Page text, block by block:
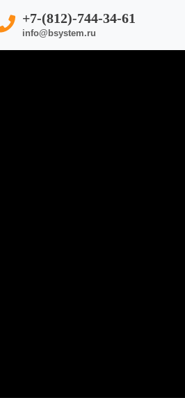
+7-(812)-744-34-61
info@bsystem.ru